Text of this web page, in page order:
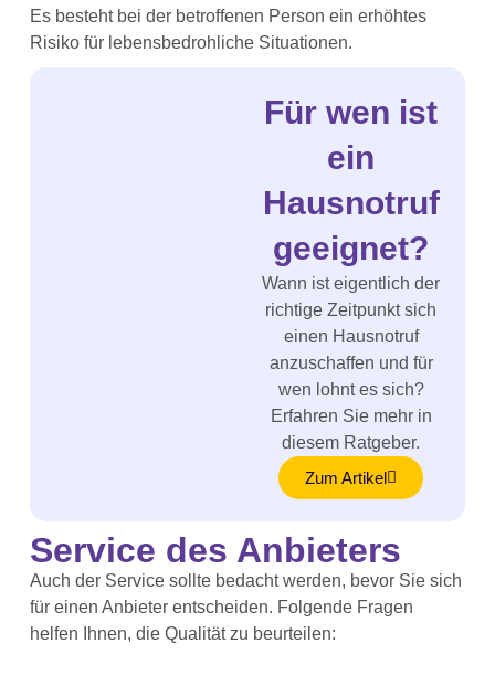
Es besteht bei der betroffenen Person ein erhöhtes
Risiko für lebensbedrohliche Situationen.
Für wen ist
ein
Hausnotruf
geeignet?
Wann ist eigentlich der
richtige Zeitpunkt sich
einen Hausnotruf
anzuschaffen und für
wen lohnt es sich?
Erfahren Sie mehr in
diesem Ratgeber.
Zum Artikel
Service des Anbieters
Auch der Service sollte bedacht werden, bevor Sie sich
für einen Anbieter entscheiden. Folgende Fragen
helfen Ihnen, die Qualität zu beurteilen: